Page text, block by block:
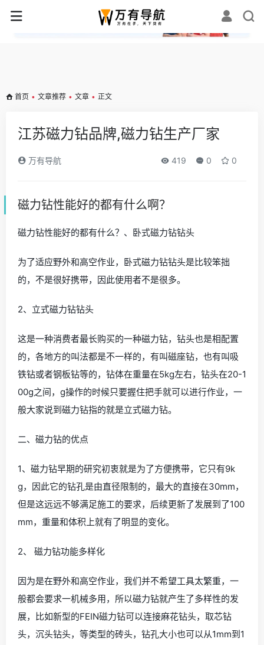
✕
首页 • 文章推荐 • 文章 • 正文
江苏磁力钻品牌,磁力钻生产厂家
万有导航 419 0 0
磁力钻性能好的都有什么啊？
磁力钻性能好的都有什么？、卧式磁力钻钻头
为了适应野外和高空作业，卧式磁力钻钻头是比较笨拙
的，不是很好携带，因此使用者不是很多。
2、立式磁力钻钻头
这是一种消费者最长购买的一种磁力钻，钻头也是相配置
的，各地方的叫法都是不一样的，有叫磁座钻，也有叫吸
铁钻或者钢板钻等的，钻体在重量在5kg左右，钻头在20-1
00g之间，g操作的时候只要握住把手就可以进行作业，一
般大家说到磁力钻指的就是立式磁力钻。
二、磁力钻的优点
1、磁力钻早期的研究初衷就是为了方便携带，它只有9k
g，因此它的钻孔是由直径限制的，最大的直接在30mm，
但是这远远不够满足施工的要求，后续更新了发展到了100
mm，重量和体积上就有了明显的变化。
2、 磁力钻功能多样化
因为是在野外和高空作业，我们并不希望工具太繁重，一
般都会要求一机械多用，所以磁力钻就产生了多样性的发
展，比如新型的FEIN磁力钻可以连接麻花钻头，取芯钻
头，沉头钻头，等类型的砖头，钻孔大小也可以从1mm到1